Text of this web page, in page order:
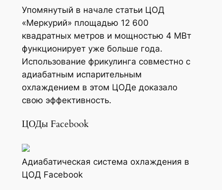
Упомянутый в начале статьи ЦОД
«Меркурий» площадью 12 600
квадратных метров и мощностью 4 МВт
функционирует уже больше года.
Использование фрикулинга совместно с
адиабатным испарительным
охлаждением в этом ЦОДе доказало
свою эффективность.
ЦОДы Facebook
Адиабатическая система охлаждения в
ЦОД Facebook